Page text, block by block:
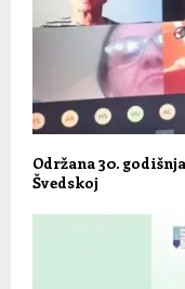
Održana 30.
Švedskoj